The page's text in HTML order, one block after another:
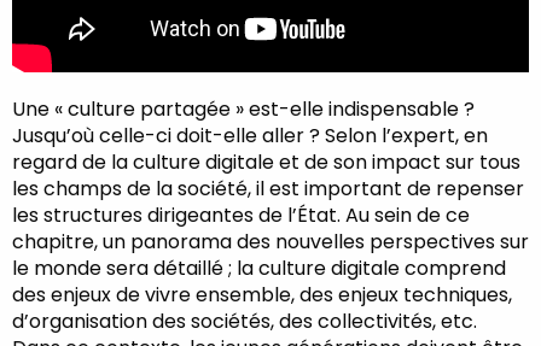
Une « culture partagée » est-elle indispensable ?
Jusqu’où celle-ci doit-elle aller ? Selon l’expert, en
regard de la culture digitale et de son impact sur tous
les champs de la société, il est important de repenser
les structures dirigeantes de l’État. Au sein de ce
chapitre, un panorama des nouvelles perspectives sur
le monde sera détaillé ; la culture digitale comprend
des enjeux de vivre ensemble, des enjeux techniques,
d’organisation des sociétés, des collectivités, etc.